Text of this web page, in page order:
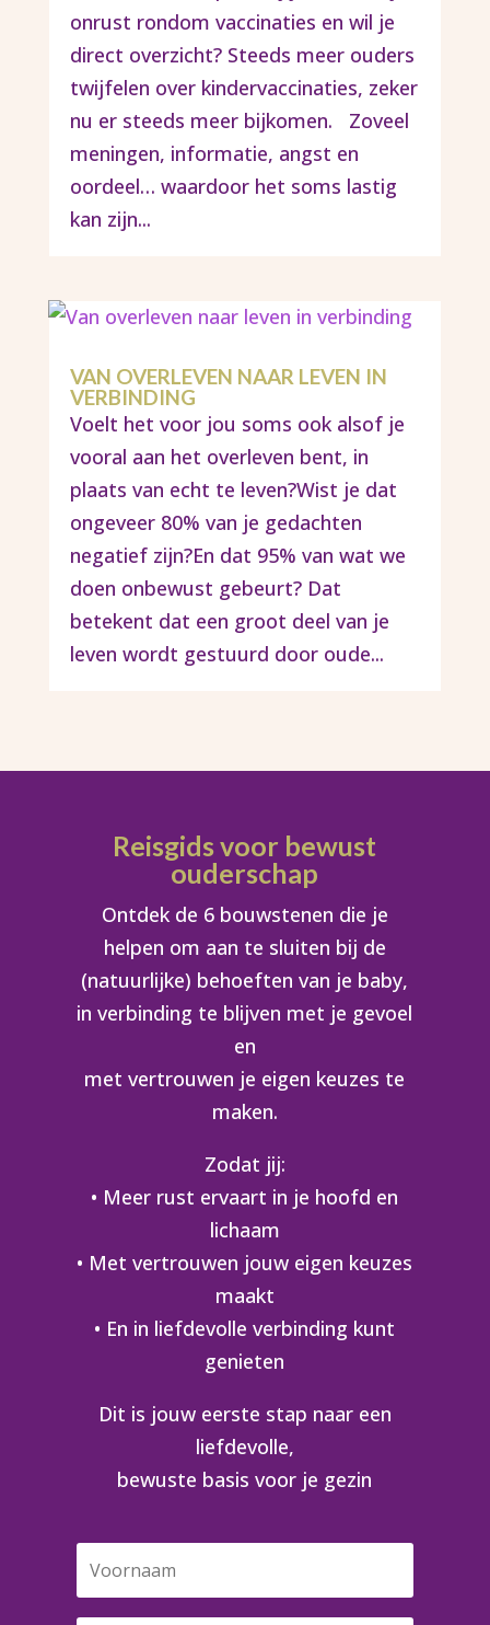
onrust rondom vaccinaties en wil je
direct overzicht? Steeds meer ouders
twijfelen over kindervaccinaties, zeker
nu er steeds meer bijkomen. Zoveel
meningen, informatie, angst en
oordeel… waardoor het soms lastig
kan zijn...
VAN OVERLEVEN NAAR LEVEN IN
VERBINDING
Voelt het voor jou soms ook alsof je
vooral aan het overleven bent, in
plaats van echt te leven?Wist je dat
ongeveer 80% van je gedachten
negatief zijn?En dat 95% van wat we
doen onbewust gebeurt? Dat
betekent dat een groot deel van je
leven wordt gestuurd door oude...
Reisgids voor bewust
ouderschap
Ontdek de 6 bouwstenen die je
helpen om aan te sluiten bij de
(natuurlijke) behoeften van je baby,
in verbinding te blijven met je gevoel
en
met vertrouwen je eigen keuzes te
maken.
Zodat jij:
• Meer rust ervaart in je hoofd en
lichaam
• Met vertrouwen jouw eigen keuzes
maakt
• En in liefdevolle verbinding kunt
genieten
Dit is jouw eerste stap naar een
liefdevolle,
bewuste basis voor je gezin